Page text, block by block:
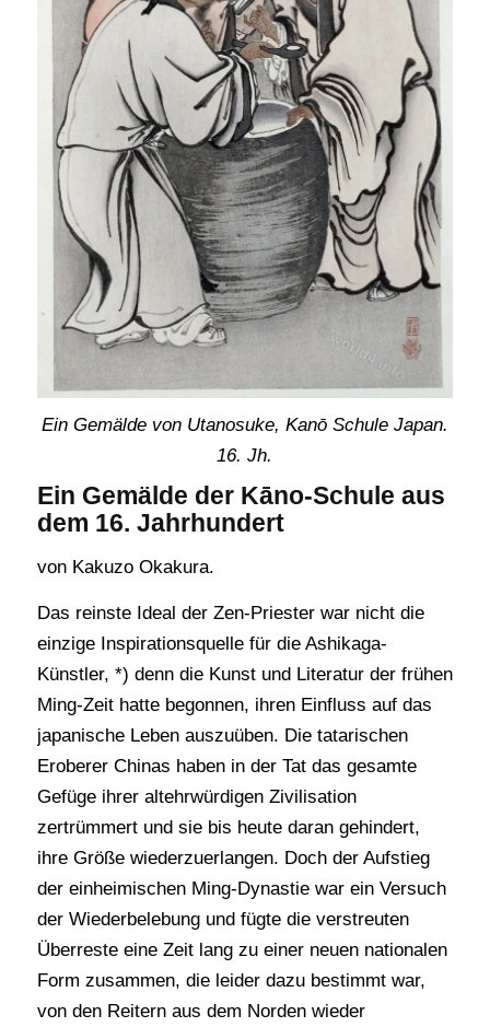
Ein Gemälde von Utanosuke, Kanō Schule Japan.
16. Jh.
Ein Gemälde der Kāno-Schule aus
dem 16. Jahrhundert
von Kakuzo Okakura.
Das reinste Ideal der Zen-Priester war nicht die
einzige Inspirationsquelle für die Ashikaga-
Künstler, *) denn die Kunst und Literatur der frühen
Ming-Zeit hatte begonnen, ihren Einfluss auf das
japanische Leben auszuüben. Die tatarischen
Eroberer Chinas haben in der Tat das gesamte
Gefüge ihrer altehrwürdigen Zivilisation
zertrümmert und sie bis heute daran gehindert,
ihre Größe wiederzuerlangen. Doch der Aufstieg
der einheimischen Ming-Dynastie war ein Versuch
der Wiederbelebung und fügte die verstreuten
Überreste eine Zeit lang zu einer neuen nationalen
Form zusammen, die leider dazu bestimmt war,
von den Reitern aus dem Norden wieder